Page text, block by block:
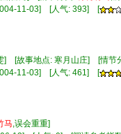
11-03] [人气: 393] [
] [故事地点: 寒月山庄] [情节
11-03] [人气: 461] [
马,误会重重]